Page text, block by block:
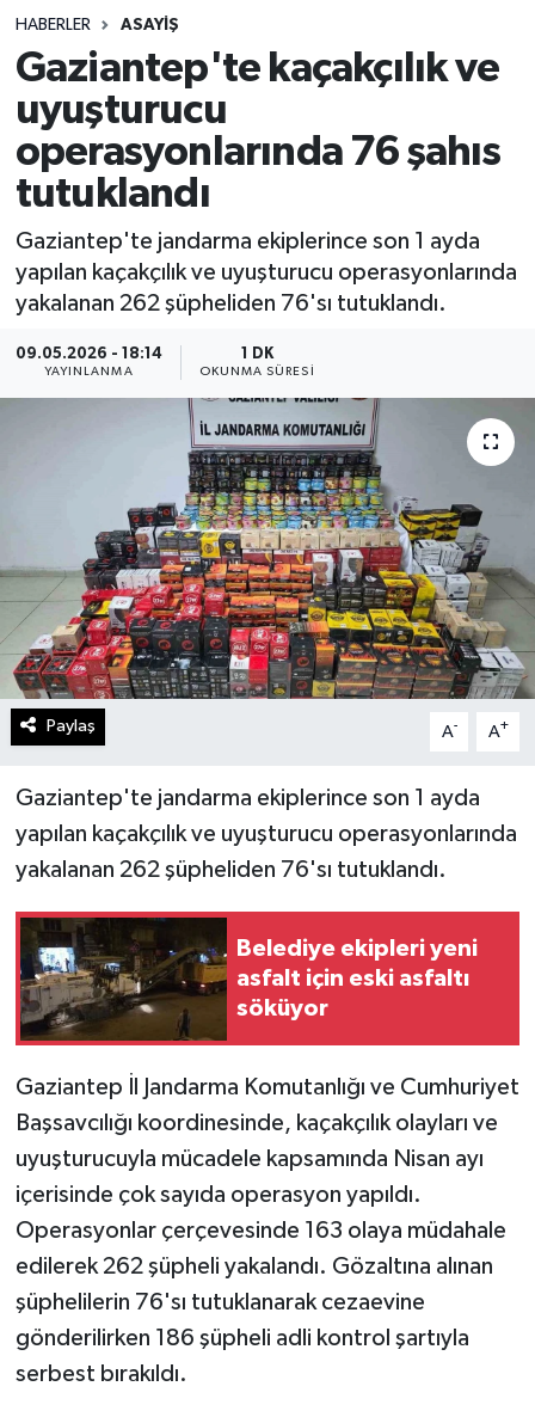
HABERLER ASAYIŞ
Gaziantep'te kaçakçılık ve
uyuşturucu
operasyonlarında 76 şahıs
tutuklandı
Gaziantep'te jandarma ekiplerince son 1 ayda
yapılan kaçakçılık ve uyuşturucu operasyonlarında
yakalanan 262 şüpheliden 76'sı tutuklandı.
09.05.2026 - 18:14
YAYINLANMA
1 DK
OKUNMA SÜRESI
Paylaş A- A+
Gaziantep'te jandarma ekiplerince son 1 ayda
yapılan kaçakçılık ve uyuşturucu operasyonlarında
yakalanan 262 şüpheliden 76'sı tutuklandı.
Belediye ekipleri yeni
asfalt için eski asfaltı
söküyor
Gaziantep İl Jandarma Komutanlığı ve Cumhuriyet
Başsavcılığı koordinesinde, kaçakçılık olayları ve
uyuşturucuyla mücadele kapsamında Nisan ayı
içerisinde çok sayıda operasyon yapıldı.
Operasyonlar çerçevesinde 163 olaya müdahale
edilerek 262 şüpheli yakalandı. Gözaltına alınan
şüphelilerin 76'sı tutuklanarak cezaevine
gönderilirken 186 şüpheli adli kontrol şartıyla
serbest bırakıldı.
Spor
Teknoloji